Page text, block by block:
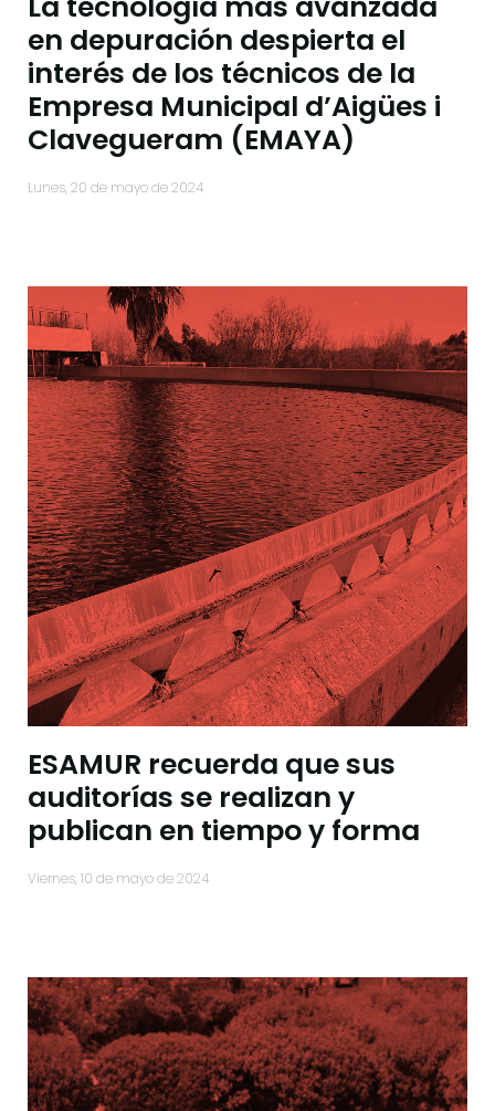
en depuración despierta el
interés de los técnicos de la
Empresa Municipal d’Aigües i
Clavegueram (EMAYA)
lunes, 20 de mayo de 2024
ESAMUR recuerda que sus
auditorías se realizan y
publican en tiempo y forma
viernes, 10 de mayo de 2024